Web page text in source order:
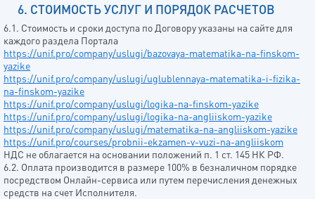
6. СТОИМОСТЬ УСЛУГ И ПОРЯДОК РАСЧЕТОВ
6.1. Стоимость и сроки доступа по Договору указаны на сайте для
каждого раздела Портала
https://unif.pro/company/uslugi/bazovaya-matematika-na-finskom-
yazike
https://unif.pro/company/uslugi/uglublennaya-matematika-i-fizika-
na-finskom-yazike
https://unif.pro/company/uslugi/logika-na-finskom-yazike
https://unif.pro/company/uslugi/logika-na-angliiskom-yazike
https://unif.pro/company/uslugi/matematika-na-angliiskom-yazike
https://unif.pro/courses/probnii-ekzamen-v-vuzi-na-angliiskom
НДС не облагается на основании положений п. 1 ст. 145 НК РФ.
6.2. Оплата производится в размере 100% в безналичном порядке
посредством Онлайн-сервиса или путем перечисления денежных
средств на счет Исполнителя.
ВАША ЗАЯВКА ПРИНЯТА